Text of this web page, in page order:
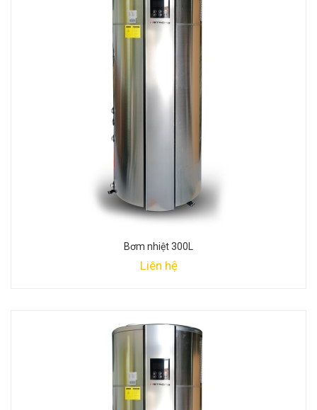
Bơm nhiệt 300L
Liên hệ